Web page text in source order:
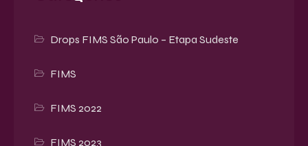
Drops FIMS São Paulo – Etapa Sudeste
FIMS
FIMS 2022
FIMS 2023